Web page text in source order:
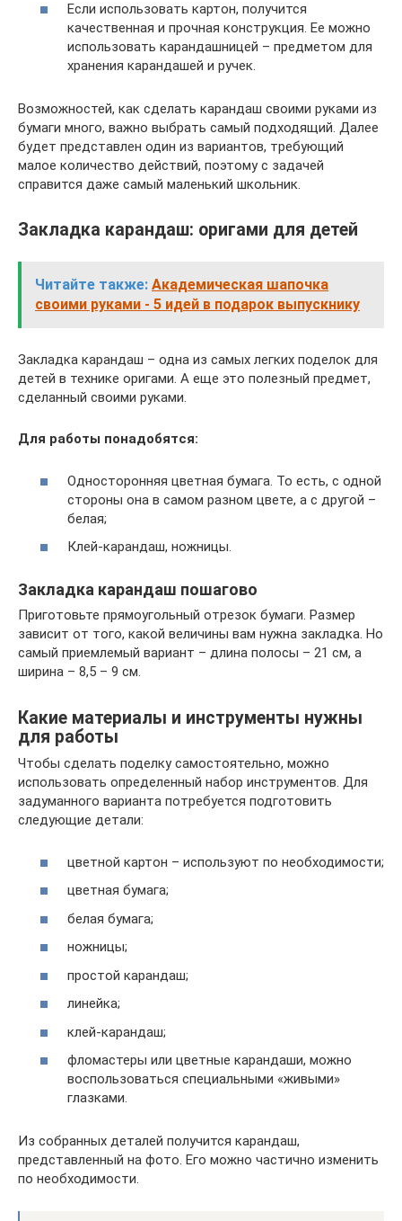
Если использовать картон, получится
качественная и прочная конструкция. Ее можно
использовать карандашницей – предметом для
хранения карандашей и ручек.
Возможностей, как сделать карандаш своими руками из
бумаги много, важно выбрать самый подходящий. Далее
будет представлен один из вариантов, требующий
малое количество действий, поэтому с задачей
справится даже самый маленький школьник.
Закладка карандаш: оригами для детей
Читайте также: Академическая шапочка
своими руками - 5 идей в подарок выпускнику
Закладка карандаш – одна из самых легких поделок для
детей в технике оригами. А еще это полезный предмет,
сделанный своими руками.
Для работы понадобятся:
Односторонняя цветная бумага. То есть, с одной
стороны она в самом разном цвете, а с другой –
белая;
Клей-карандаш, ножницы.
Закладка карандаш пошагово
Приготовьте прямоугольный отрезок бумаги. Размер
зависит от того, какой величины вам нужна закладка. Но
самый приемлемый вариант – длина полосы – 21 см, а
ширина – 8,5 – 9 см.
Какие материалы и инструменты нужны
для работы
Чтобы сделать поделку самостоятельно, можно
использовать определенный набор инструментов. Для
задуманного варианта потребуется подготовить
следующие детали:
цветной картон – используют по необходимости;
цветная бумага;
белая бумага;
ножницы;
простой карандаш;
линейка;
клей-карандаш;
фломастеры или цветные карандаши, можно
воспользоваться специальными «живыми»
глазками.
Из собранных деталей получится карандаш,
представленный на фото. Его можно частично изменить
по необходимости.